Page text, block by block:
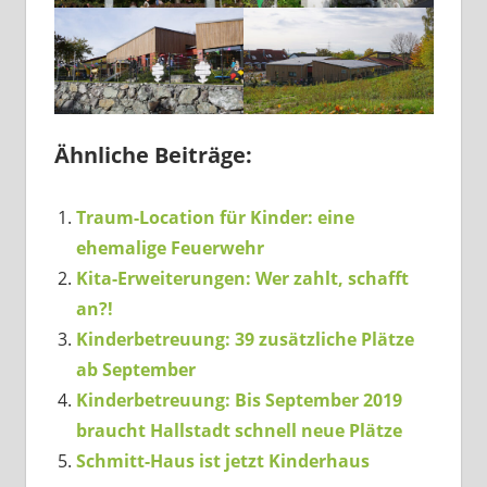
Ähnliche Beiträge:
Traum-Location für Kinder: eine
ehemalige Feuerwehr
Kita-Erweiterungen: Wer zahlt, schafft
an?!
Kinderbetreuung: 39 zusätzliche Plätze
ab September
Kinderbetreuung: Bis September 2019
braucht Hallstadt schnell neue Plätze
Schmitt-Haus ist jetzt Kinderhaus